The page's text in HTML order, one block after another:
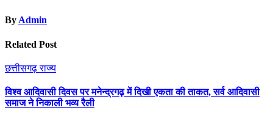
ByAdmin
Related Post
छत्तीसगढ़राज्य
विश्व आदिवासी दिवस पर मनेन्द्रगढ़ में दिखी एकता की ताकत, सर्व आदिवासी
समाज ने निकाली भव्य रैली